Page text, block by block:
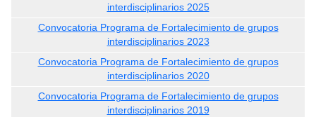
interdisciplinarios 2025
Convocatoria Programa de Fortalecimiento de grupos
interdisciplinarios 2023
Convocatoria Programa de Fortalecimiento de grupos
interdisciplinarios 2020
Convocatoria Programa de Fortalecimiento de grupos
interdisciplinarios 2019